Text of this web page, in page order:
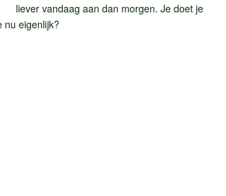
liever vandaag aan dan morgen. Je doet je
nu eigenlijk?